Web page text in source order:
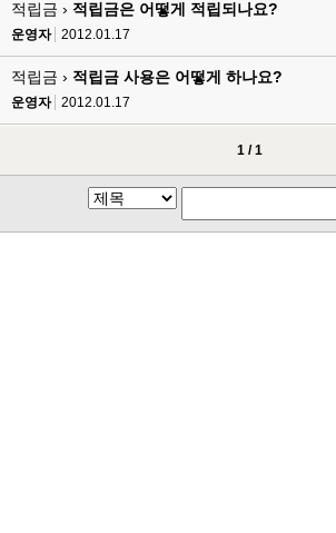
적립금 › 적립금은 어떻게 적립되나요?
운영자 2012.01.17
적립금 › 적립금 사용은 어떻게 하나요?
운영자 2012.01.17
1 / 1